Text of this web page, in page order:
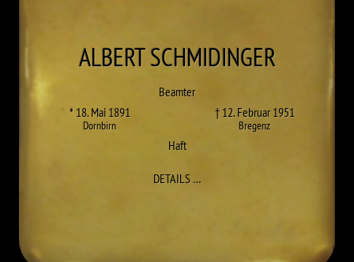
ALBERTSCHMIDINGER
Beamter
* 18. Mai 1891
Dornbirn
† 12. Februar 1951
Bregenz
Haft
DETAILS…ZU ALBERT SCHMIDINGER